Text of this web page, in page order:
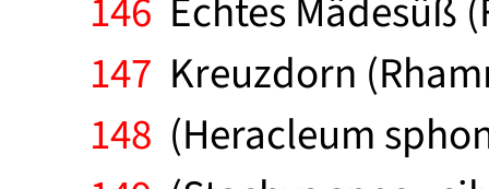
146 Echtes Mädesüß
147 Kreuzdorn
148 (Heracleum